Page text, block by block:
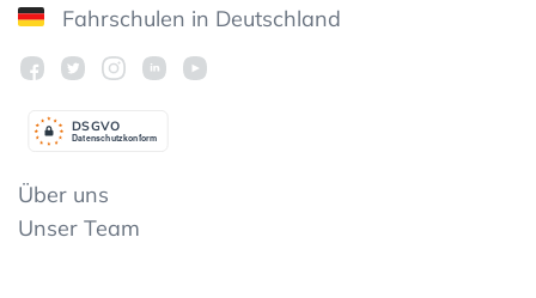
Fahrschulen in Deutschland
Datenschutzkonform
DSGVO
Über uns
Unser Team